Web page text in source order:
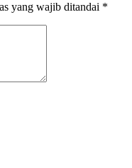
yang wajib ditandai *